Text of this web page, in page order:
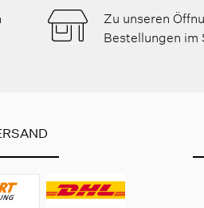
Zu unseren
Bestellungen im